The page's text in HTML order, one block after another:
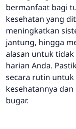
bermanfaat bagi
kesehatan yang
meningkatkan
jantung, hingga
alasan untuk
harian Anda.
secara rutin
kesehatannya
bugar.